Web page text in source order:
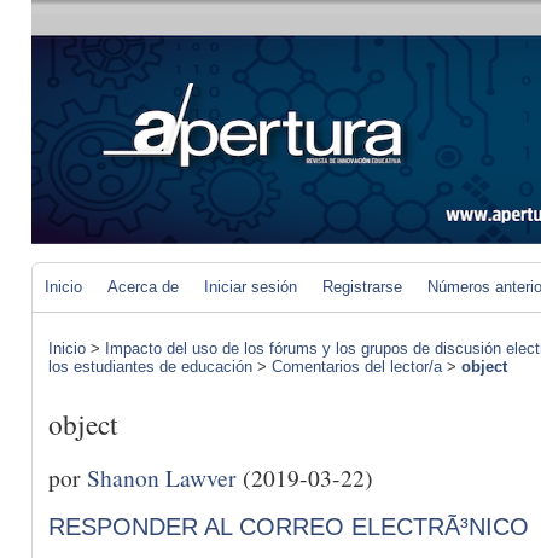
Inicio Acerca de Iniciar sesión Registrarse Números
Inicio > Impacto del uso de los fórums y los grupos de discusión
los estudiantes de educación > Comentarios del lector/a> object
object
porShanon Lawver (2019-03-22)
RESPONDER AL CORREO ELECTRÃ³NICO